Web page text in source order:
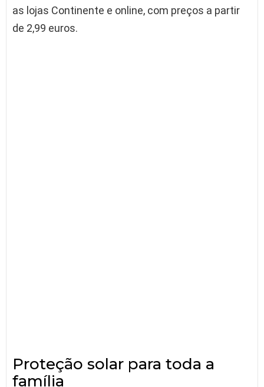
as lojas Continente e online, com preços a partir
de 2,99 euros.
Proteção solar para toda a
família